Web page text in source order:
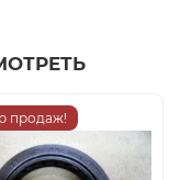
продаж!